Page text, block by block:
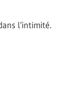
l’intimité.